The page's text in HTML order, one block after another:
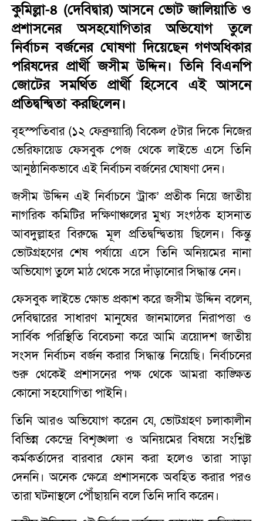
কুমিল্লা-৪ (দেবিদ্বার) আসনে ভোট জালিয়াতি ও
প্রশাসনের অসহযোগিতার অভিযোগ তুলে
নির্বাচন বর্জনের ঘোষণা দিয়েছেন গণঅধিকার
পরিষদের প্রার্থী জসীম উদ্দিন। তিনি বিএনপি
জোটের সমর্থিত প্রার্থী হিসেবে এই আসনে
প্রতিদ্বন্দ্বিতা করছিলেন।
বৃহস্পতিবার (১২ ফেব্রুয়ারি) বিকেল ৫টার দিকে নিজের
ভেরিফায়েড ফেসবুক পেজ থেকে লাইভে এসে তিনি
আনুষ্ঠানিকভাবে এই নির্বাচন বর্জনের ঘোষণা দেন।
জসীম উদ্দিন এই নির্বাচনে ‘ট্রাক’ প্রতীক নিয়ে জাতীয়
নাগরিক কমিটির দক্ষিণাঞ্চলের মুখ্য সংগঠক হাসনাত
আবদুল্লাহর বিরুদ্ধে মূল প্রতিদ্বন্দ্বিতায় ছিলেন। কিন্তু
ভোটগ্রহণের শেষ পর্যায়ে এসে তিনি অনিয়মের নানা
অভিযোগ তুলে মাঠ থেকে সরে দাঁড়ানোর সিদ্ধান্ত নেন।
ফেসবুক লাইভে ক্ষোভ প্রকাশ করে জসীম উদ্দিন বলেন,
দেবিদ্বারের সাধারণ মানুষের জানমালের নিরাপত্তা ও
সার্বিক পরিস্থিতি বিবেচনা করে আমি ত্রয়োদশ জাতীয়
সংসদ নির্বাচন বর্জন করার সিদ্ধান্ত নিয়েছি। নির্বাচনের
শুরু থেকেই প্রশাসনের পক্ষ থেকে আমরা কাঙ্ক্ষিত
কোনো সহযোগিতা পাইনি।
তিনি আরও অভিযোগ করেন যে, ভোটগ্রহণ চলাকালীন
বিভিন্ন কেন্দ্রে বিশৃঙ্খলা ও অনিয়মের বিষয়ে সংশ্লিষ্ট
কর্মকর্তাদের বারবার ফোন করা হলেও তারা সাড়া
দেননি। অনেক ক্ষেত্রে প্রশাসনকে অবহিত করার পরও
তারা ঘটনাস্থলে পৌঁছায়নি বলে তিনি দাবি করেন।